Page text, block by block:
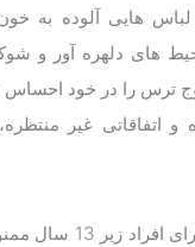
هایی آلوده به
های دلهره آور و
ترس را در خود احساس
و اتفاقاتی غیر
بخش هتل وحشت